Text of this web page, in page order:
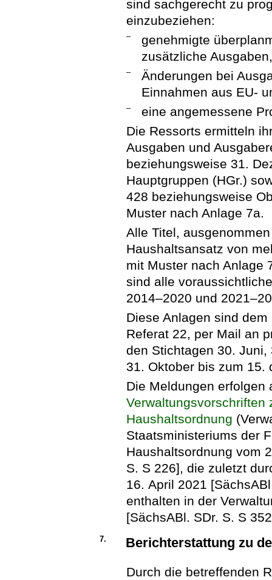
sind sachgerecht zu
einzubeziehen:
–
genehmigte
zusätzliche Ausgaben,
–
Änderungen bei
Einnahmen aus EU-
–
eine angemessene
Die Ressorts ermitteln
Ausgaben und
beziehungsweise 31.
Hauptgruppen (HGr.)
428 beziehungsweise
Muster nach Anlage 7a.
Alle Titel,
Haushaltsansatz von
mit Muster nach Anlage
sind alle
2014–2020 und
Diese Anlagen sind
Referat 22, per Mail an
den Stichtagen 30.
31. Oktober bis zum 15.
Die Meldungen erfolgen
Verwaltungsvorschriften
Haushaltsordnung
Staatsministeriums der
Haushaltsordnung vom
S. S 226], die zuletzt
16. April 2021
enthalten in der
[SächsABl. SDr. S. S
7. Berichterstattung zu
Durch die betreffenden